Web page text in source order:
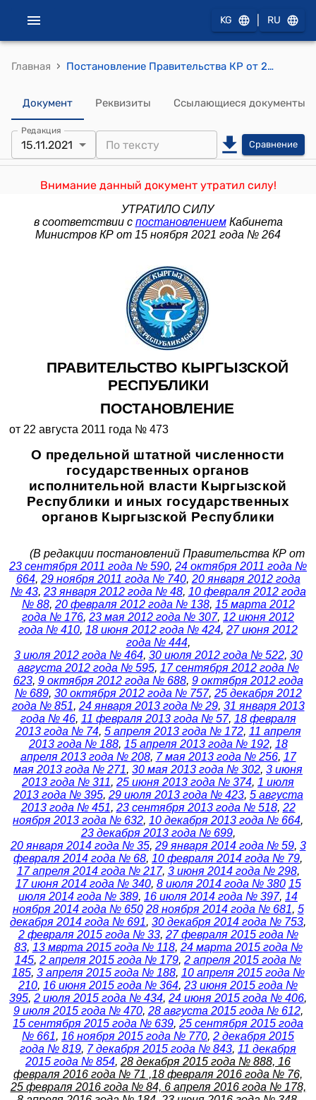
KG RU
Главная › Постановление Правительства КР от 22 августа 2011 года № 473 "О предельной штатной численности министерств, административных ведомств и иных государственных органов Кыргызской Республики"
Документ Реквизиты Ссылающиеся документы
Редакция
15.11.2021 Сравнение
Внимание данный документ утратил силу!